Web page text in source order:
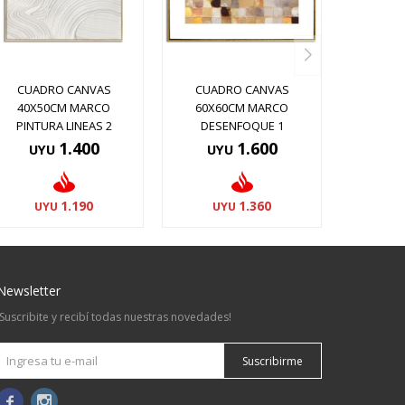
CUADRO CANVAS
40X50CM MARCO
PINTURA LINEAS 2
UYU 1.400
UYU 1.190
CUADRO CANVAS
60X60CM MARCO
DESENFOQUE 1
UYU 1.600
UYU 1.360
y recibí todas nuestras novedades!
Suscribirme
 